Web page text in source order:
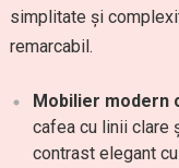
simplitate și
remarcabil.
Mobilier modern
cafea cu linii clare
contrast elegant